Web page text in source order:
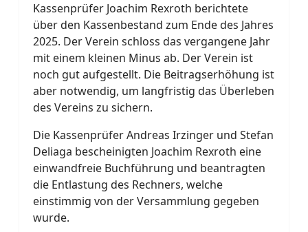
Kassenprüfer Joachim Rexroth berichtete
über den Kassenbestand zum Ende des Jahres
2025. Der Verein schloss das vergangene Jahr
mit einem kleinen Minus ab. Der Verein ist
noch gut aufgestellt. Die Beitragserhöhung ist
aber notwendig, um langfristig das Überleben
des Vereins zu sichern.
Die Kassenprüfer Andreas Irzinger und Stefan
Deliaga bescheinigten Joachim Rexroth eine
einwandfreie Buchführung und beantragten
die Entlastung des Rechners, welche
einstimmig von der Versammlung gegeben
wurde.